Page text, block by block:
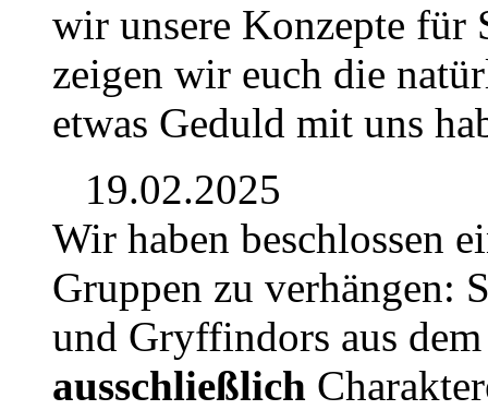
wir unsere Konzepte für
zeigen wir euch die
etwas Geduld mit uns
19.02.2025
Wir haben beschlossen
Gruppen zu verhängen:
und Gryffindors aus
ausschließlich